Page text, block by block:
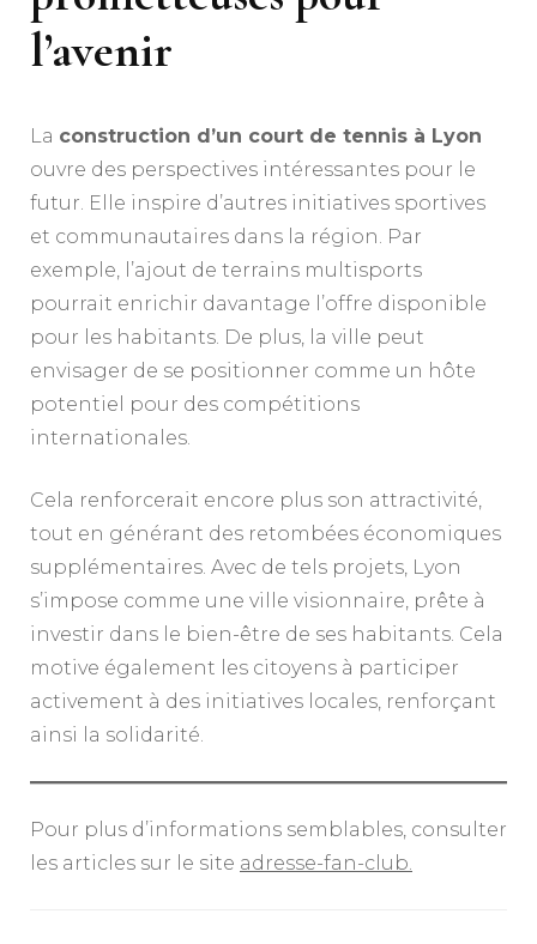
l’avenir
La construction d’un court de tennis à Lyon
ouvre des perspectives intéressantes pour le
futur. Elle inspire d’autres initiatives sportives
et communautaires dans la région. Par
exemple, l’ajout de terrains multisports
pourrait enrichir davantage l’offre disponible
pour les habitants. De plus, la ville peut
envisager de se positionner comme un hôte
potentiel pour des compétitions
internationales.
Cela renforcerait encore plus son attractivité,
tout en générant des retombées économiques
supplémentaires. Avec de tels projets, Lyon
s’impose comme une ville visionnaire, prête à
investir dans le bien-être de ses habitants. Cela
motive également les citoyens à participer
activement à des initiatives locales, renforçant
ainsi la solidarité.
Pour plus d’informations semblables, consulter
les articles sur le site adresse-fan-club.